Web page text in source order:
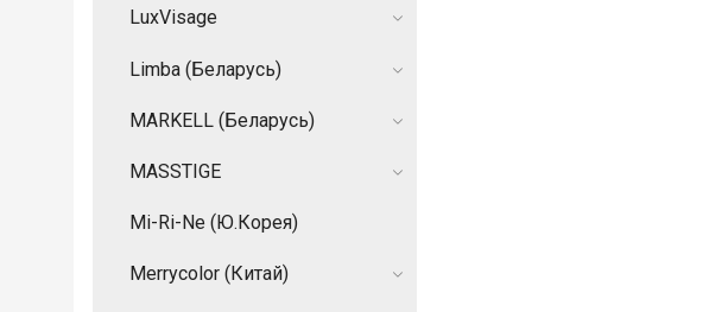
LuxVisage
Limba (Беларусь)
MARKELL (Беларусь)
MASSTIGE
Mi-Ri-Ne (Ю.Корея)
Merrycolor (Китай)